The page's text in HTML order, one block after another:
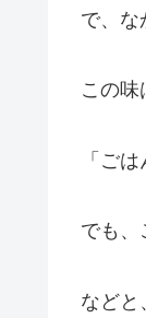
で、な
この味
「ご
でも、
などと